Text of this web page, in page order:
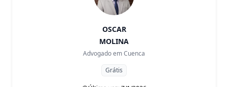
OSCAR
MOLINA
Advogado emCuenca
Grátis